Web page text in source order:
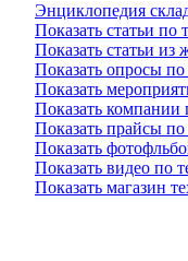
Энциклопедия
Показать статьи по
Показать статьи из
Показать опросы по
Показать
Показать компании
Показать прайсы по
Показать
Показать видео по
Показать магазин